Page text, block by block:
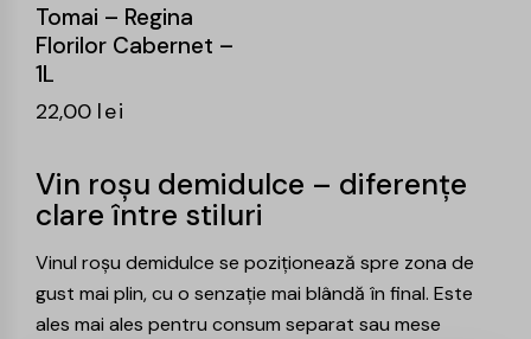
Tomai – Regina
Florilor Cabernet –
1L
22,00 lei
Vin roșu demidulce – diferențe
clare între stiluri
Vinul roșu demidulce se poziționează spre zona de
gust mai plin, cu o senzație mai blândă în final. Este
ales mai ales pentru consum separat sau mese